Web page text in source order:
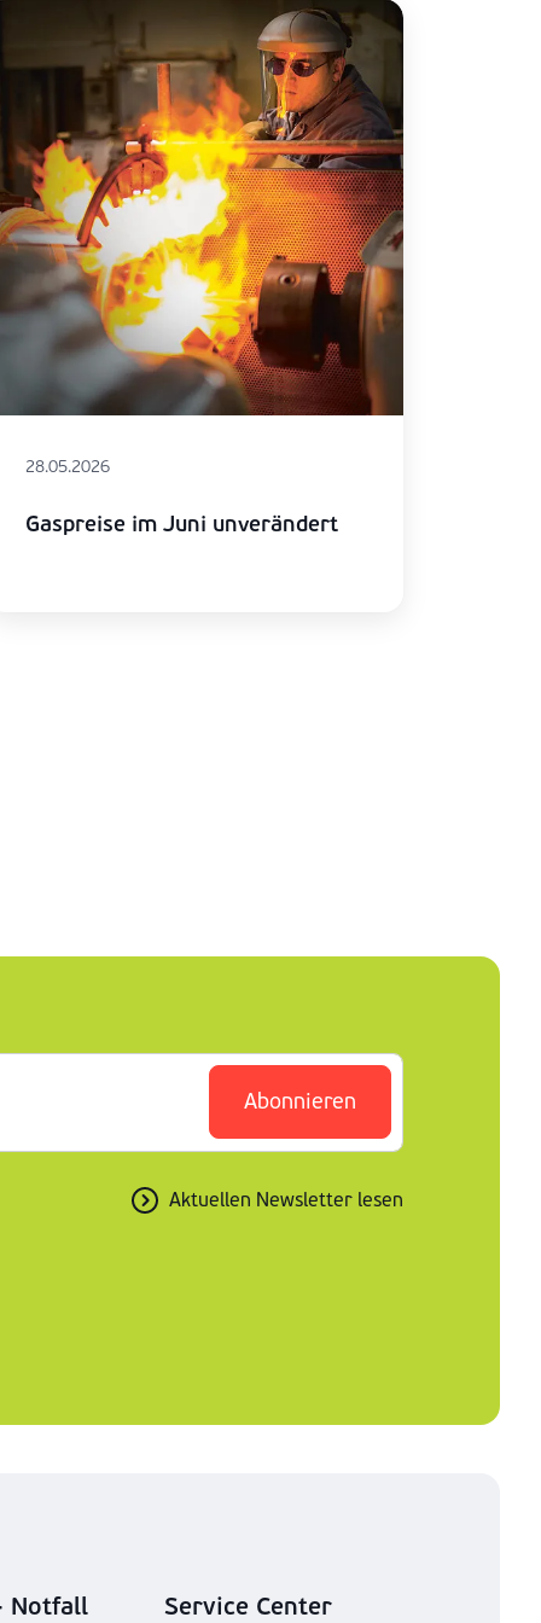
28.05.2026
Gaspreise im Juni unverändert
Abonnieren
Aktuellen Newsletter lesen
Notfall Service Center